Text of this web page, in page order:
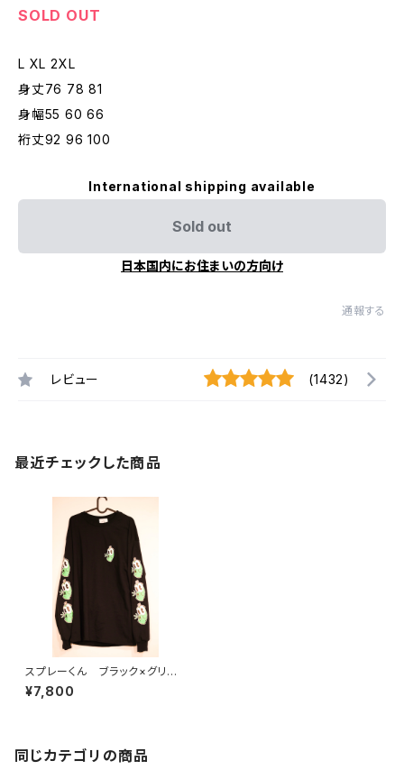
SOLD OUT
L XL 2XL
身丈76 78 81
身幅55 60 66
裄丈92 96 100
International shipping available
Sold out
日本国内にお住まいの方向け
通報する
レビュー (1432)
最近チェックした商品
スプレーくん ブラック×グリー
ン
¥7,800
同じカテゴリの商品